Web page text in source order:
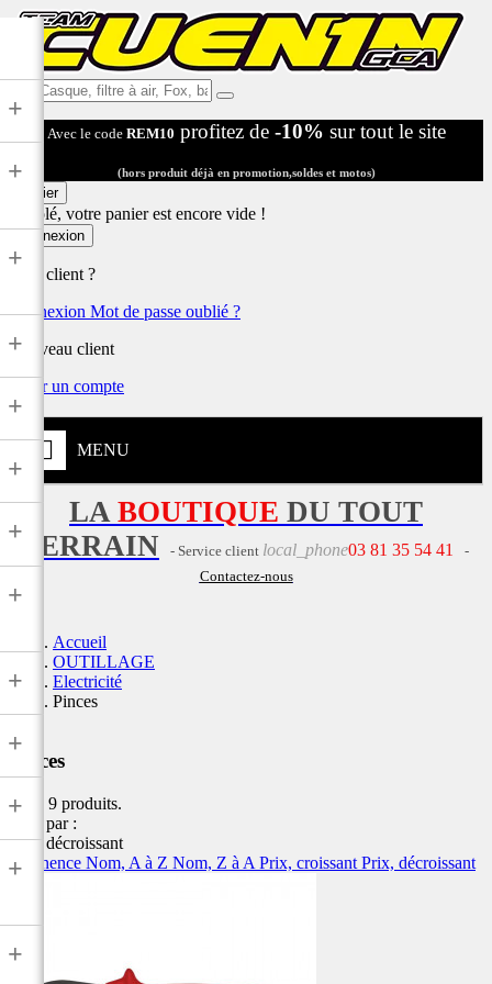
Ex:
Casque,
filtre
air,
Fox,
...
Avec le code REM10 profitez de -10% sur tout le site
(hors produit déjà en promotion,soldes et motos)
Panier
Désolé, votre panier est encore vide !
Connexion
Déjà client ?
Connexion Mot de passe oublié ?
Nouveau client
Créer un compte
MENU
+
+
+
+
+
+
+
+
+
+
+
+
+
LA BOUTIQUE DU TOUT
TERRAIN
- Service client local_phone03 81 35 54 41
-
Contactez-nous
Accueil
OUTILLAGE
Electricité
Pinces
Pinces
Il y a 9 produits.
Trier par :
Prix, décroissant
Pertinence Nom, A à Z Nom, Z à A Prix, croissant Prix, décroissant